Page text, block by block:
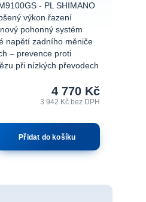
- PL SHIMANO
výkon řazení
pohonný systém
napětí zadního měniče
– prevence proti
při nízkých převodech
4 770 Kč
3 942 Kčbez DPH
Přidat do košíku